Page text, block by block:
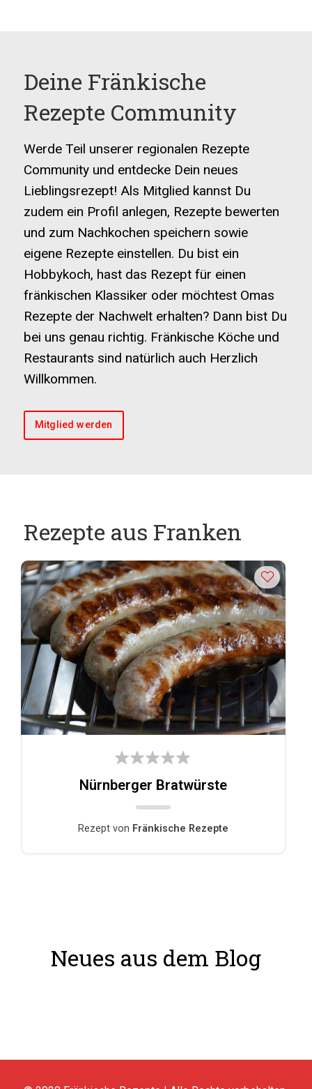
Deine Fränkische
Rezepte Community
Werde Teil unserer regionalen Rezepte
Community und entdecke Dein neues
Lieblingsrezept! Als Mitglied kannst Du
zudem ein Profil anlegen, Rezepte bewerten
und zum Nachkochen speichern sowie
eigene Rezepte einstellen. Du bist ein
Hobbykoch, hast das Rezept für einen
fränkischen Klassiker oder möchtest Omas
Rezepte der Nachwelt erhalten? Dann bist Du
bei uns genau richtig. Fränkische Köche und
Restaurants sind natürlich auch Herzlich
Willkommen.
Mitglied werden
Rezepte aus Franken
Nürnberger Bratwürste
Rezept von Fränkische Rezepte
Neues aus dem Blog